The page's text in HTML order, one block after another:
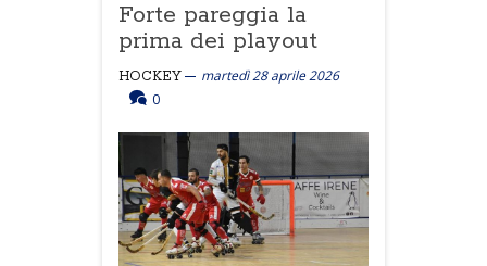
Forte pareggia la
prima dei playout
HOCKEY
martedì 28 aprile 2026
0